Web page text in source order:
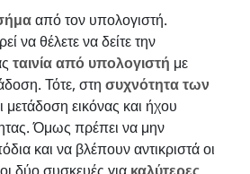
από τον υπολογιστή.
να θέλετε να δείτε την
ταινία από υπολογιστή με
Τότε, στη συχνότητα των
μετάδοση εικόνας και ήχου
Όμως πρέπει να μην
και να βλέπουν αντικριστά οι
δύο συσκευές για καλύτερες